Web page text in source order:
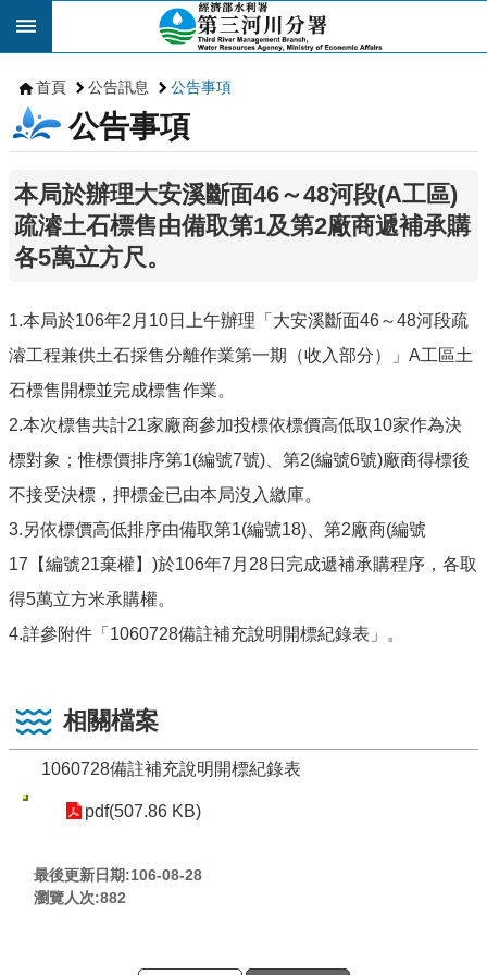
跳到主要內容區塊
首頁 公告訊息 公告事項
公告事項
本局於辦理大安溪斷面46～48河段(A工區)
疏濬土石標售由備取第1及第2廠商遞補承購
各5萬立方尺。
1.本局於106年2月10日上午辦理「大安溪斷面46～48河段疏
濬工程兼供土石採售分離作業第一期（收入部分）」A工區土
石標售開標並完成標售作業。
2.本次標售共計21家廠商參加投標依標價高低取10家作為決
標對象；惟標價排序第1(編號7號)、第2(編號6號)廠商得標後
不接受決標，押標金已由本局沒入繳庫。
3.另依標價高低排序由備取第1(編號18)、第2廠商(編號
17【編號21棄權】)於106年7月28日完成遞補承購程序，各取
得5萬立方米承購權。
4.詳參附件「1060728備註補充說明開標紀錄表」。
相關檔案
1060728備註補充說明開標紀錄表
pdf(507.86 KB)
最後更新日期:106-08-28
瀏覽人次:882